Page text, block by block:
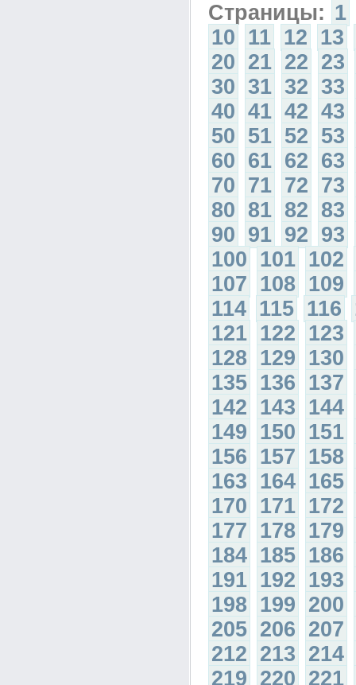
Страницы: 1
10 11 12 13
20 21 22 23
30 31 32 33
40 41 42 43
50 51 52 53
60 61 62 63
70 71 72 73
80 81 82 83
90 91 92 93
100 101 102
107 108 109
114 115 116
121 122 123
128 129 130
135 136 137
142 143 144
149 150 151
156 157 158
163 164 165
170 171 172
177 178 179
184 185 186
191 192 193
198 199 200
205 206 207
212 213 214
219 220 221